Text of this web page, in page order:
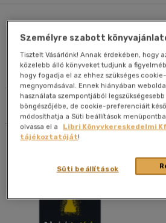
Művei
Szűrés
Eladott darabszám szerint
Eladott darabszám szerint
Cím szerint A-Z
Szerző szerint A-Z
Megjelenítés
20 db / oldal
Alkalmaz
Személyre szabott
Tisztelt Vásárlónk! Annak érdekében, hogy
közelebb álló könyveket tudjunk a
hogy fogadja el az ehhez szükséges
megnyomásával. Ennek hiányában
használata szempontjából
böngészőjébe, de cookie-preferenciáit
módosíthatja a Süti beállítások
olvassa el a
Libri Könyvkereskedelmi
tájékoztatóját!
Süti beállítások